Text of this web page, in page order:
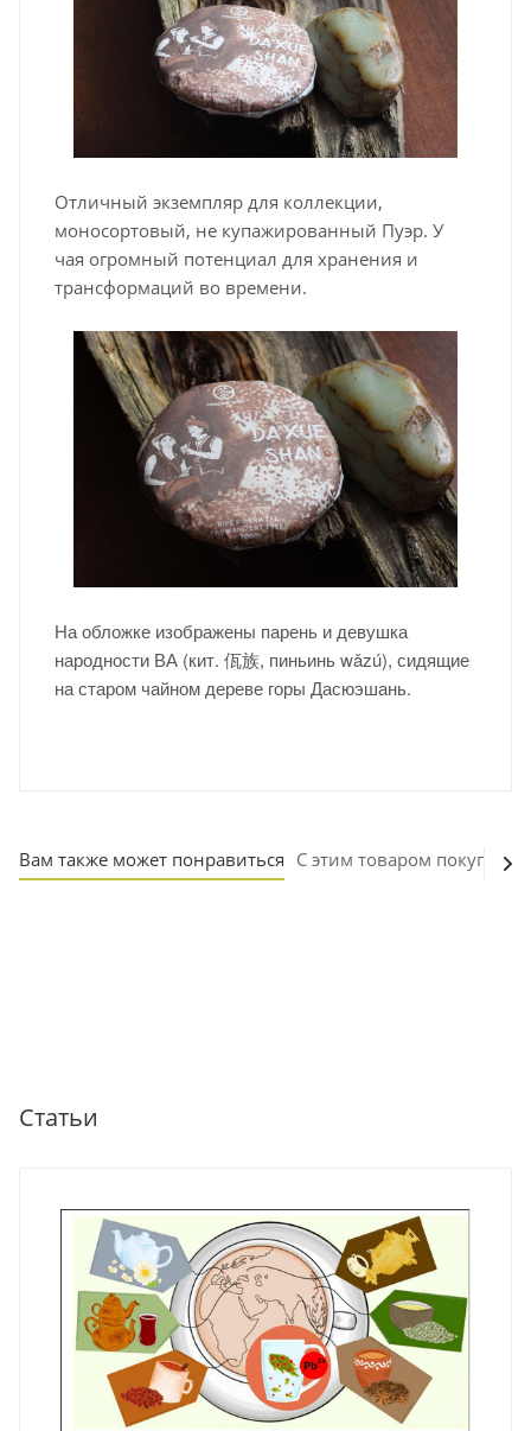
Отличный экземпляр для коллекции,
моносортовый, не купажированный Пуэр. У
чая огромный потенциал для хранения и
трансформаций во времени.
На обложке изображены парень и девушка
народности ВА (кит. 佤族, пиньинь wǎzú), сидящие
на старом чайном дереве горы Дасюэшань.
Вам также может понравиться С этим товаром покупают
Статьи